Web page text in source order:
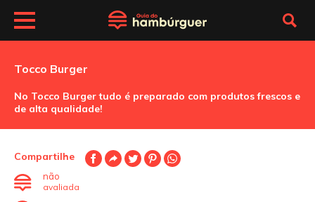
Tocco Burger
No Tocco Burger tudo é preparado com produtos frescos e
de alta qualidade!
Compartilhe
não
avaliada